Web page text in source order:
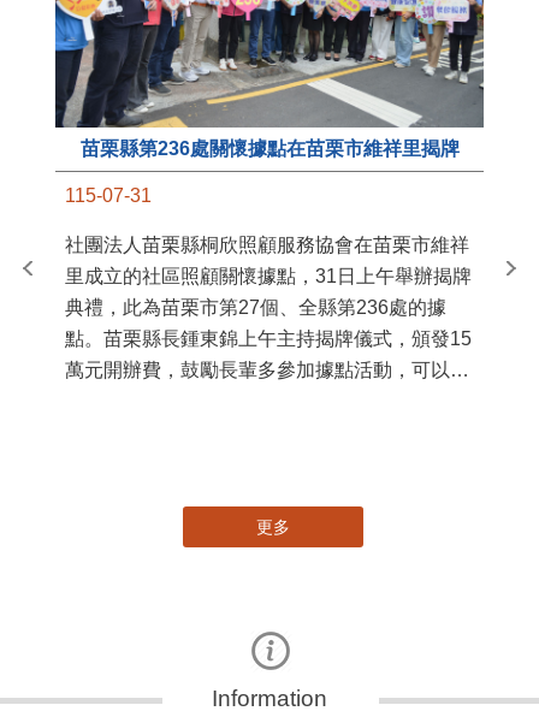
苗栗縣第236處關懷據點在苗栗市維祥里揭牌
115-07-31
社團法人苗栗縣桐欣照顧服務協會在苗栗市維祥
里成立的社區照顧關懷據點，31日上午舉辦揭牌
典禮，此為苗栗市第27個、全縣第236處的據
點。苗栗縣長鍾東錦上午主持揭牌儀式，頒發15
萬元開辦費，鼓勵長輩多參加據點活動，可以更
苗
更多